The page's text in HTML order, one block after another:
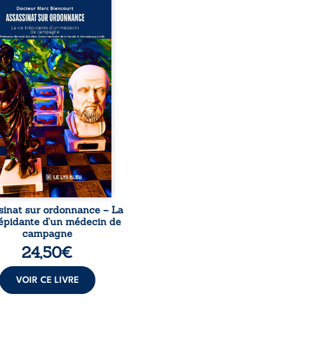
trépidante d’un médecin
est la réédition
et actualisée du
du Docteur Marc
ancien médecin de
qui revient sur son
médical, syndical et
Depuis septembre
il raconte le long combat
conduit à être écarté du
médical, malgré une
de première instance
sur ordonnance – La
d’un médecin de
campagne
24,50€
VOIR CE LIVRE